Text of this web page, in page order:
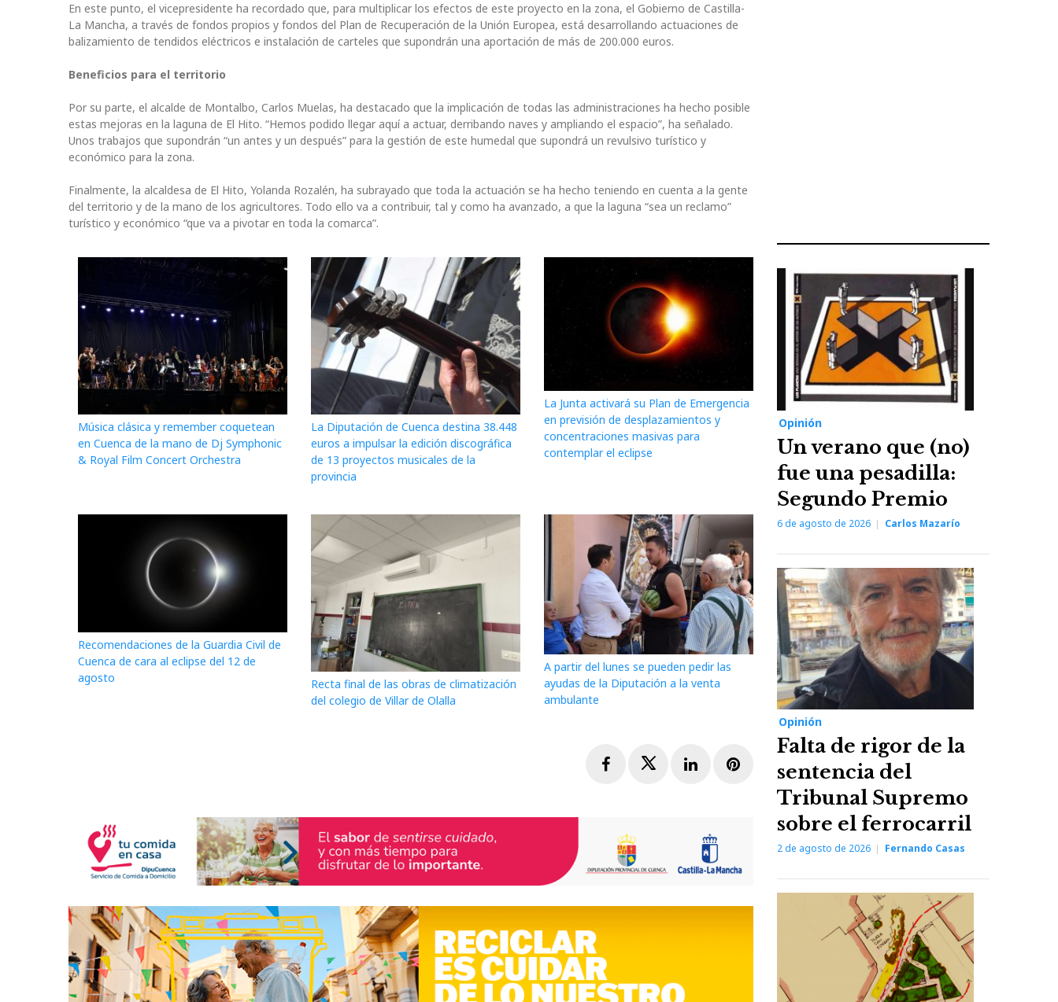
En este punto, el vicepresidente ha recordado que, para multiplicar los efectos de este proyecto en la zona, el Gobierno de Castilla-
La Mancha, a través de fondos propios y fondos del Plan de Recuperación de la Unión Europea, está desarrollando actuaciones de
balizamiento de tendidos eléctricos e instalación de carteles que supondrán una aportación de más de 200.000 euros.
Beneficios para el territorio
Por su parte, el alcalde de Montalbo, Carlos Muelas, ha destacado que la implicación de todas las administraciones ha hecho posible
estas mejoras en la laguna de El Hito. “Hemos podido llegar aquí a actuar, derribando naves y ampliando el espacio”, ha señalado.
Unos trabajos que supondrán “un antes y un después” para la gestión de este humedal que supondrá un revulsivo turístico y
económico para la zona.
Finalmente, la alcaldesa de El Hito, Yolanda Rozalén, ha subrayado que toda la actuación se ha hecho teniendo en cuenta a la gente
del territorio y de la mano de los agricultores. Todo ello va a contribuir, tal y como ha avanzado, a que la laguna “sea un reclamo”
turístico y económico “que va a pivotar en toda la comarca”.
Música clásica y remember coquetean
en Cuenca de la mano de Dj Symphonic
& Royal Film Concert Orchestra
La Diputación de Cuenca destina 38.448
euros a impulsar la edición discográfica
de 13 proyectos musicales de la
provincia
La Junta activará su Plan de Emergencia
en previsión de desplazamientos y
concentraciones masivas para
contemplar el eclipse
Recomendaciones de la Guardia Civil de
Cuenca de cara al eclipse del 12 de
agosto
Recta final de las obras de climatización
del colegio de Villar de Olalla
A partir del lunes se pueden pedir las
ayudas de la Diputación a la venta
ambulante
FacebookTwitterLinkedInPinterest
Opinión
Un verano que (no)
fue una pesadilla:
Segundo Premio
6 de agosto de 2026 Carlos Mazarío
Opinión
Falta de rigor de la
sentencia del
Tribunal Supremo
sobre el ferrocarril
2 de agosto de 2026 Fernando Casas